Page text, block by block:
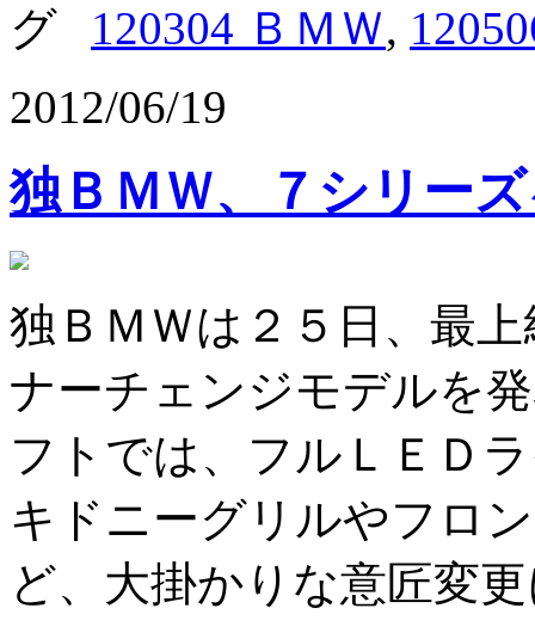
120304 ＢＭＷ,
2012/06/19
独ＢＭＷ、７シリー
独ＢＭＷは２５日、最
ナーチェンジモデルを
フトでは、フルＬＥＤ
キドニーグリルやフロ
ど、大掛かりな意匠変